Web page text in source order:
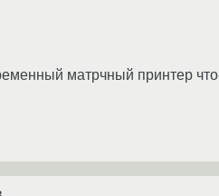
матрчный принтер